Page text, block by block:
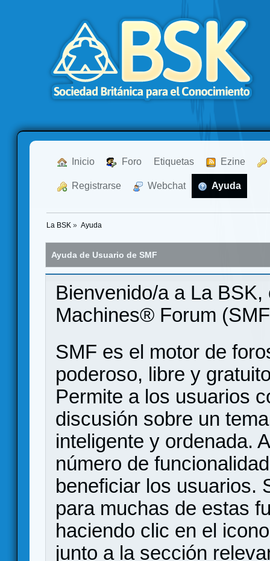
Inicio Foro Etiquetas Ezine
Registrarse Webchat Ayuda
La BSK » Ayuda
Ayuda de Usuario de SMF
Bienvenido/a a La
Machines® Forum
SMF es el motor de
poderoso, libre y
Permite a los usuarios
discusión sobre un
inteligente y ordenada.
número de
beneficiar los usuarios.
para muchas de estas
haciendo clic en el
junto a la sección